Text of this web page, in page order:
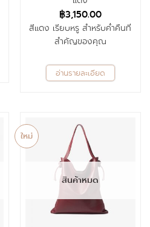
฿3,150.00
สีแดง เรียบหรู สำหรับค่ำคืนที่
สำคัญของคุณ
อ่านรายละเอียด
สินค้าหมด
ใหม่